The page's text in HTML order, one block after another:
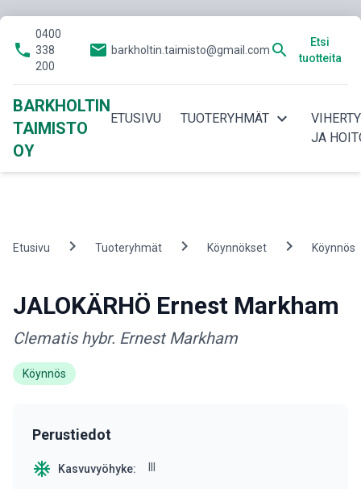
phone
0400
338
200
email barkholtin.taimisto@gmail.com search
Etsi
tuotteita
BARKHOLTIN
TAIMISTO
OY
ETUSIVU TUOTERYHMÄT expand_more
JA
Etusivu chevron_right Tuoteryhmät chevron_right Köynnökset chevron_right Köynnös
JALOKÄRHÖ Ernest Markham
Clematis hybr. Ernest Markham
Köynnös
Perustiedot
ac_unit Kasvuvyöhyke: